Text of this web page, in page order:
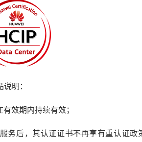
明：
效期内持续有效；
务后，其认证证书不再享有重认证政